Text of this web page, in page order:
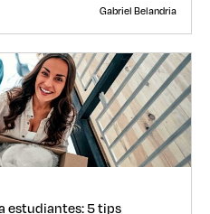
Gabriel Belandria
estudiantes: 5 tips